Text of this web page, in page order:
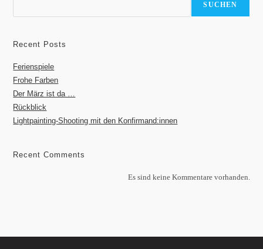
SUCHEN
Recent Posts
Ferienspiele
Frohe Farben
Der März ist da …
Rückblick
Lightpainting-Shooting mit den Konfirmand:innen
Recent Comments
Es sind keine Kommentare vorhanden.